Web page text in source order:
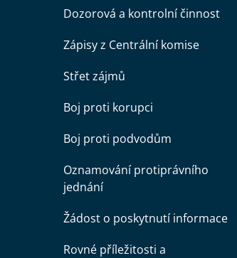
Dozorová a kontrolní činnost
Zápisy z Centrální komise
Střet zájmů
Boj proti korupci
Boj proti podvodům
Oznamování protiprávního
jednání
Žádost o poskytnutí informace
Rovné příležitosti a